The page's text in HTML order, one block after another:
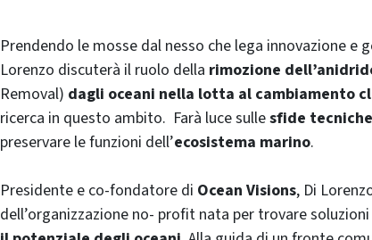
Prendendo le mosse dal nesso che lega innovazione e
Lorenzo discuterà il ruolo della rimozione
Removal) dagli oceani nella lotta al cambiamento
ricerca in questo ambito. Farà luce sullesfide
preservare le funzioni dell’ecosistema marino.
Presidente e co-fondatore di Ocean Visions, Di
dell’organizzazione no- profit nata per trovare